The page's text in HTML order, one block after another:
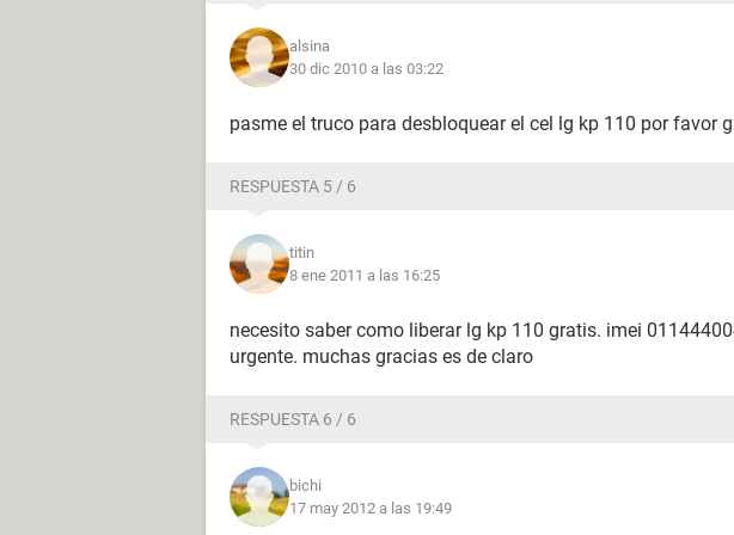
alsina
30 dic 2010 a las 03:22
pasme el truco para desbloquear el cel lg kp 110 por favor
RESPUESTA 5 / 6
titin
8 ene 2011 a las 16:25
necesito saber como liberar lg kp 110 gratis. imei
urgente. muchas gracias es de claro
RESPUESTA 6 / 6
bichi
17 may 2012 a las 19:49